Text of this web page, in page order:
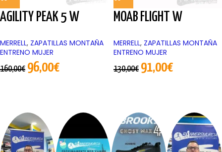
AGILITY PEAK 5 W
MERRELL, ZAPATILLAS MONTAÑA
ENTRENO MUJER
160,00€ 96,00€
MOAB FLIGHT W
MERRELL, ZAPATILLAS MONTAÑA
ENTRENO MUJER
130,00€ 91,00€